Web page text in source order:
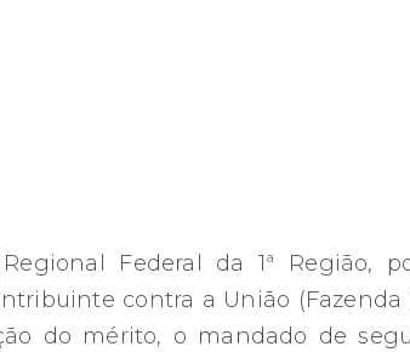
Federal da 1ª Região,
contra a União
do mérito, o mandado de